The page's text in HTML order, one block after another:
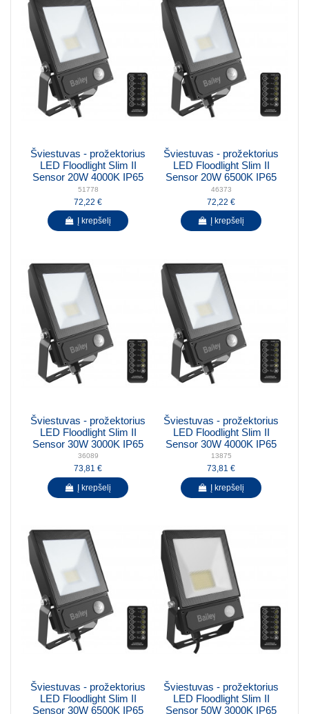
Šviestuvas - prožektorius
LED Floodlight Slim II
Sensor 20W 4000K IP65
51778
72,22 €
Į krepšelį
Šviestuvas - prožektorius
LED Floodlight Slim II
Sensor 20W 6500K IP65
46373
72,22 €
Į krepšelį
Šviestuvas - prožektorius
LED Floodlight Slim II
Sensor 30W 3000K IP65
36089
73,81 €
Į krepšelį
Šviestuvas - prožektorius
LED Floodlight Slim II
Sensor 30W 4000K IP65
13875
73,81 €
Į krepšelį
Šviestuvas - prožektorius
LED Floodlight Slim II
Sensor 30W 6500K IP65
Šviestuvas - prožektorius
LED Floodlight Slim II
Sensor 50W 3000K IP65